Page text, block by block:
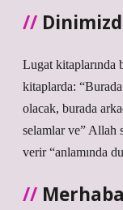
Lugat kitaplarında
kitaplarda:
olacak, burada
selamlar ve” Allah
verir “anlamında